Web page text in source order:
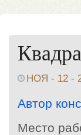
НОЯ - 12 -
Автор
Место